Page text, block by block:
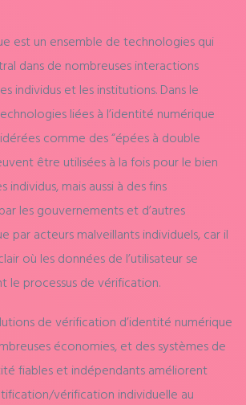
est un ensemble de technologies qui
dans de nombreuses interactions
individus et les institutions. Dans le
liées à l’identité numérique
comme des “épées à double
être utilisées à la fois pour le bien
mais aussi à des fins
les gouvernements et d’autres
par acteurs malveillants individuels, car il
où les données de l’utilisateur se
le processus de vérification.
de vérification d’identité numérique
économies, et des systèmes de
fiables et indépendants améliorent
vérification individuelle au